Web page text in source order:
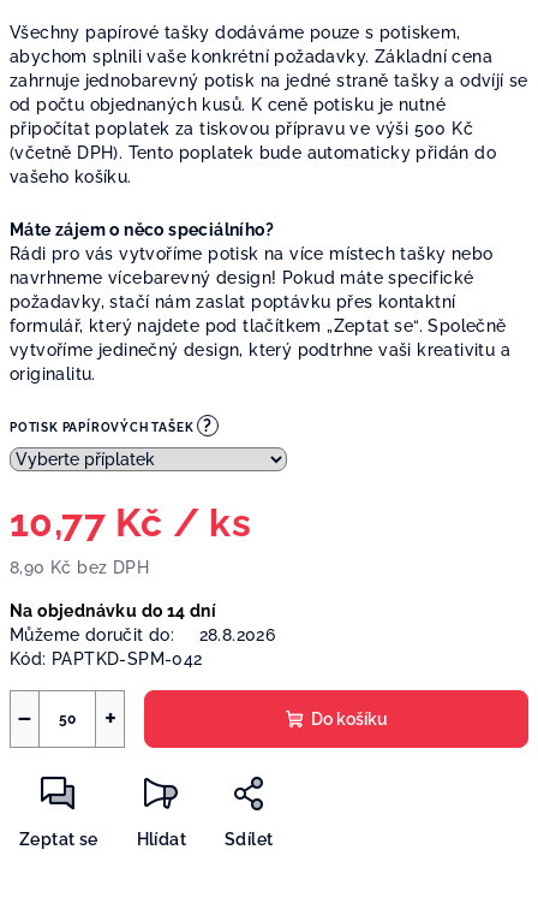
Všechny papírové tašky dodáváme pouze s potiskem,
abychom splnili vaše konkrétní požadavky. Základní cena
zahrnuje jednobarevný potisk na jedné straně tašky a odvíjí se
od počtu objednaných kusů. K ceně potisku je nutné
připočítat poplatek za tiskovou přípravu ve výši 500 Kč
(včetně DPH). Tento poplatek bude automaticky přidán do
vašeho košíku.
Máte zájem o něco speciálního?
Rádi pro vás vytvoříme potisk na více místech tašky nebo
navrhneme vícebarevný design! Pokud máte specifické
požadavky, stačí nám zaslat poptávku přes kontaktní
formulář, který najdete pod tlačítkem „Zeptat se“. Společně
vytvoříme jedinečný design, který podtrhne vaši kreativitu a
originalitu.
POTISK PAPÍROVÝCH TAŠEK ?
10,77 Kč / ks
8,90 Kč bez DPH
cena:
Na objednávku do 14 dní
Můžeme doručit do:
28.8.2026
Kód: PAPTKD-SPM-042
+
− Do košíku
Zeptat se Hlídat Sdílet